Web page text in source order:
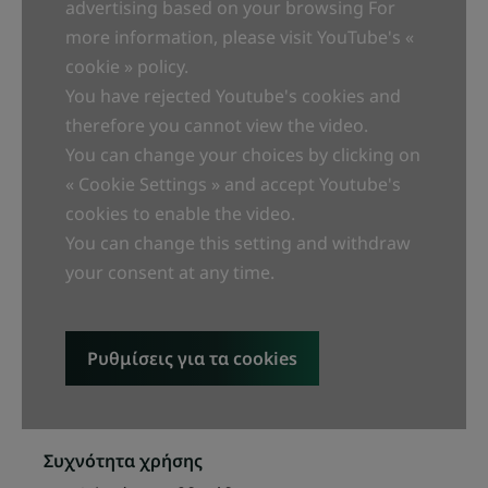
ΛΊΓΑ ΛΌΓΙΑ ΑΠΌ ΤΟΝ ΕΙΔΙΚΌ ΜΑΣ
Αυτή η αγωγη δύο φάσεων
πριν από το λούσιμο με
συστατικά 99% φυσικής
προέλευσης, συμπυκνωμένη
με βιολογικά αιθέρια έλαια
εξισορροπεί και καθαρίζει το
τριχωτό της κεφαλής με
κνησμό, το οποίο εκτίθεται
παράγοντες της
καθημερινότητας.
advertising based on your browsing For
more information, please visit YouTube's «
cookie » policy.
You have rejected Youtube's cookies and
therefore you cannot view the video.
You can change your choices by clicking on
« Cookie Settings » and accept Youtube's
cookies to enable the video.
You can change this setting and withdraw
your consent at any time.
Ρυθμίσεις για τα cookies
Συχνότητα χρήσης